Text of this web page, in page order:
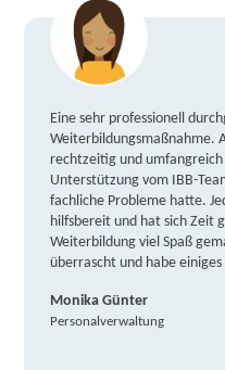
Eine sehr professionell
Weiterbildungsmaßnahme.
rechtzeitig und
Unterstützung vom IBB-
fachliche Probleme hatte.
hilfsbereit und hat sich Zeit
Weiterbildung viel Spaß
überrascht und habe
Monika Günter
Personalverwaltung